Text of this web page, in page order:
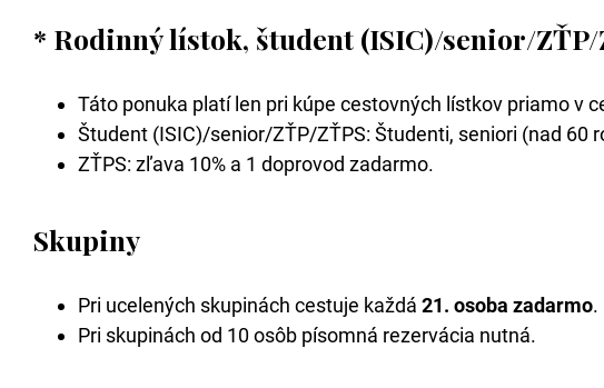
* Rodinný lístok, študent (ISIC)/senior/ZŤP/
Táto ponuka platí len pri kúpe cestovných lístkov priamo v
Študent (ISIC)/senior/ZŤP/ZŤPS: Študenti, seniori (nad 60
ZŤPS: zľava 10% a 1 doprovod zadarmo.
Skupiny
Pri ucelených skupinách cestuje každá 21. osoba zadarmo.
Pri skupinách od 10 osôb písomná rezervácia nutná.